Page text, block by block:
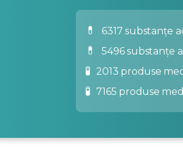
💊 6317 substanțe
💊 5496 substanțe
🧪 2013 produse
🧪 7165 produse